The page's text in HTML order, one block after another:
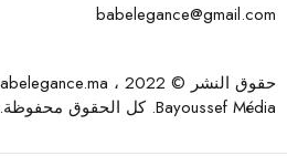
babelegance@gmail.com
حقوق النشر © 2022 ، Babelegance.ma مدعوم من
Bayoussef Média. كل الحقوق محفوظة.